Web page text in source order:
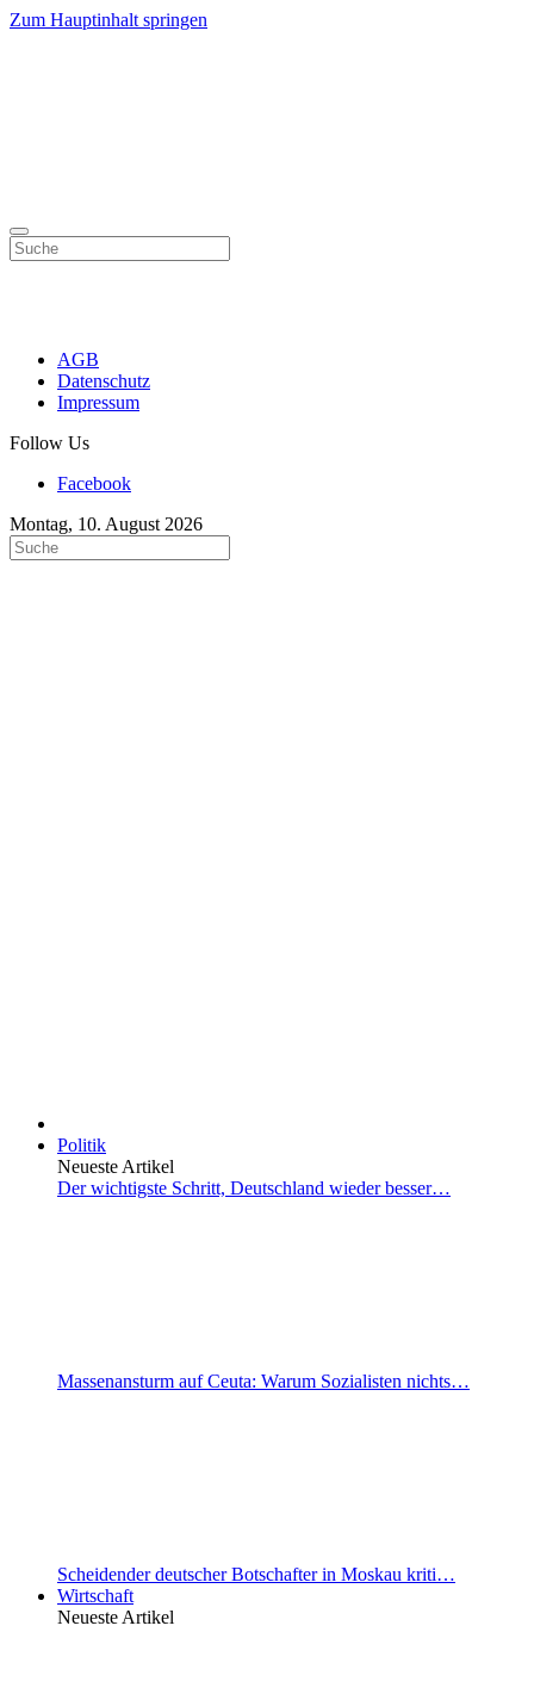
Zum Hauptinhalt springen
AGB
Datenschutz
Impressum
Follow Us
Facebook
Montag, 10. August 2026
Politik
Neueste Artikel
Der wichtigste Schritt, Deutschland wieder besser…
Massenansturm auf Ceuta: Warum Sozialisten nichts…
Scheidender deutscher Botschafter in Moskau kriti…
Wirtschaft
Neueste Artikel